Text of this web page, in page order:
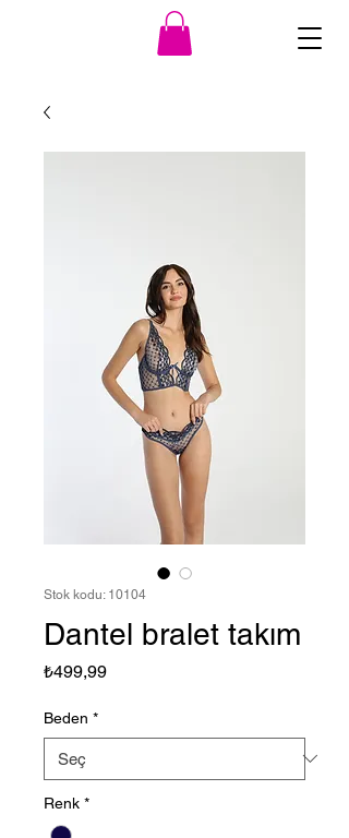
Stok kodu: 10104
Dantel bralet takım
₺499,99Fiyat
Beden *
Renk *